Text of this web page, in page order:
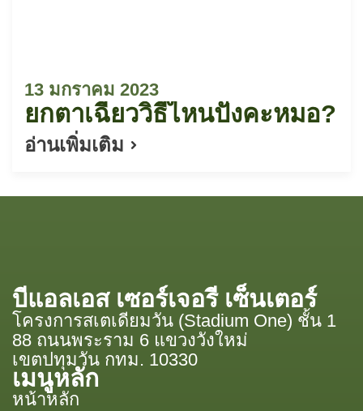
13 มกราคม 2023
ยกตาเฉี่ยววิธีไหนปังคะหมอ?
อ่านเพิ่มเติม
บีแอลเอส เซอร์เจอรี เซ็นเตอร์
โครงการสเตเดียมวัน (Stadium One) ชั้น 1
88 ถนนพระราม 6 แขวงวังใหม่
เขตปทุมวัน กทม. 10330
เมนูหลัก
หน้าหลัก